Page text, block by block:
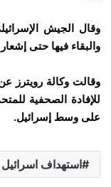
وقال الجيش
والبقاء فيها حتى
وقالت وكالة رويترز
للإفادة الصحفية
على وسط إسرائيل.
استهداف اسرائيل